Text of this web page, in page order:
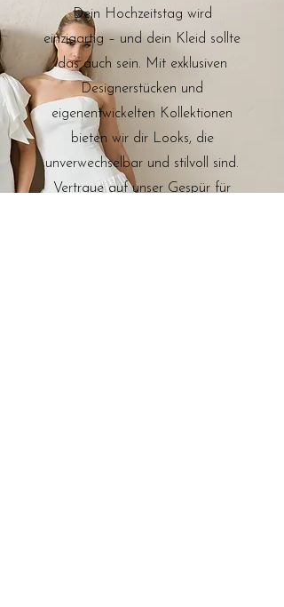
Dein Hochzeitstag wird
einzigartig – und dein Kleid sollte
das auch sein. Mit exklusiven
Designerstücken und
eigenentwickelten Kollektionen
bieten wir dir Looks, die
unverwechselbar und stilvoll sind.
Vertraue auf unser Gespür für